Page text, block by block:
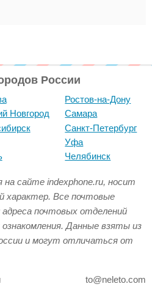
России
Новгород
Ростов-на-Дону
Самара
Санкт-Петербург
Уфа
Челябинск
сайте indexphone.ru, носит
характер. Все почтовые
почтовых отделений
Данные взяты из
и могут отличаться от
to@neleto.com